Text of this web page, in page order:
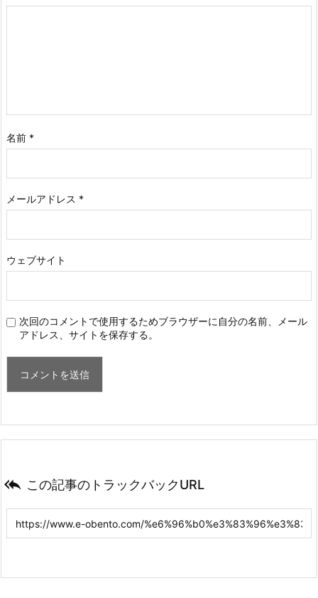
名前 *
メールアドレス *
ウェブサイト
次回のコメントで使用するためブラウザーに自分の名前、メール
アドレス、サイトを保存する。
 この記事のトラックバックURL